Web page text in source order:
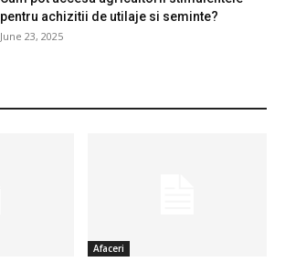
pentru achizitii de utilaje si seminte?
June 23, 2025
Afaceri